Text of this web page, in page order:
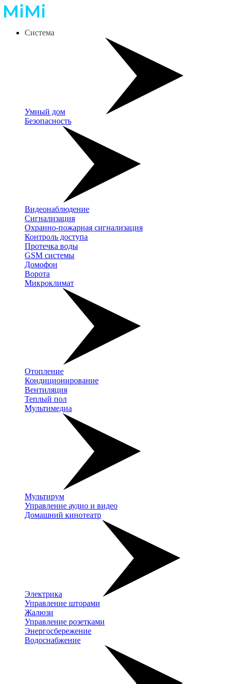
Система
Умный дом
Безопасность
Видеонаблюдение
Сигнализация
Охранно-пожарная сигнализация
Контроль доступа
Протечка воды
GSM системы
Домофон
Ворота
Микроклимат
Отопление
Кондиционирование
Вентиляция
Теплый пол
Мультимедиа
Мультирум
Управление аудио и видео
Домашний кинотеатр
Электрика
Управление шторами
Жалюзи
Управление розетками
Энергосбережение
Водоснабжение